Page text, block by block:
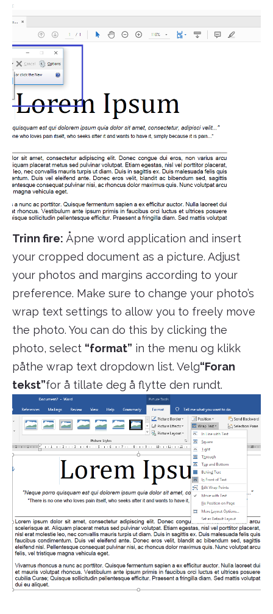
Trinn fire: Åpne word application and insert
your cropped document as a picture. Adjust
your photos and margins according to your
preference. Make sure to change your photo’s
wrap text settings to allow you to freely move
the photo. You can do this by clicking the
photo, select “format” in the menu og klikk
påthe wrap text dropdown list. Velg“Foran
tekst”for å tillate deg å flytte den rundt.